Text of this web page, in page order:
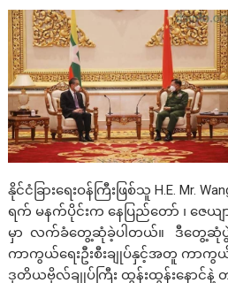
နိုင်ငံခြားရေးဝန်ကြီးဖြစ်သူ H.E. Mr.
ရက် မနက်ပိုင်းက နေပြည်တော် ၊ ဇေယ
မှာ လက်ခံတွေ့ဆုံခဲ့ပါတယ်။ ဒီတွေ့ဆုံပွဲ
ကာကွယ်ရေးဦးစီးချုပ်နှင့်အတူ ကာကွယ်ရ
ဒုတိယဗိုလ်ချုပ်ကြီး ထွန်းထွန်းနောင်နဲ့